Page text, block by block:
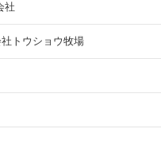
社
トウショウ牧場